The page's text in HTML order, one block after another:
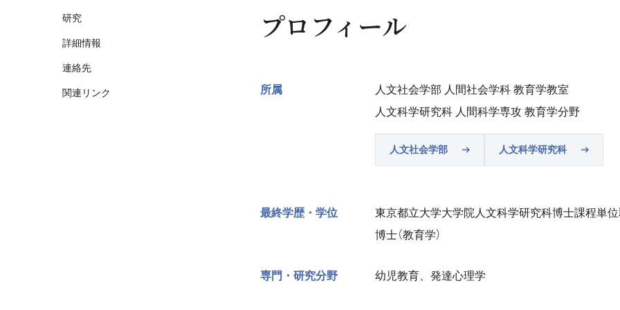
プロフィール
所属
人文社会学部 人間社会学科 教育学教室
人文科学研究科 人間科学専攻 教育学分野
人文社会学部 人文科学研究科
最終学歴・学位
東京都立大学大学院人文科学研究科博士課程単
博士（教育学）
専門・研究分野 幼児教育、発達心理学
研究
詳細情報
連絡先
関連リンク